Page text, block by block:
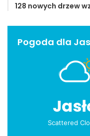
128 nowych drzew
Pogoda dla
Scattered